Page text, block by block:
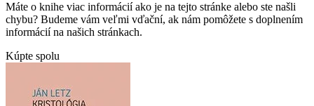
Máte o knihe viac informácií ako je na tejto stránke alebo ste našli
chybu? Budeme vám veľmi vďační, ak nám pomôžete s doplnením
informácií na našich stránkach.
Kúpte spolu